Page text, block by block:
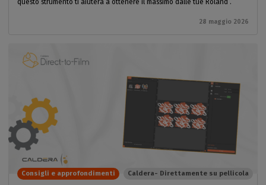
28 maggio 2026
Consigli e approfondimenti Caldera- Direttamente su pellicola